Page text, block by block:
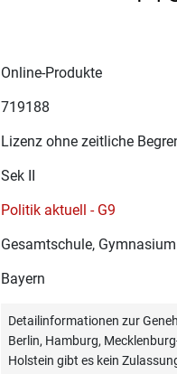
Online-Produkte
719188
Lizenz ohne zeitliche
Sek II
Politik aktuell - G9
Gesamtschule, Gymnasium
Bayern
Detailinformationen zur
Berlin, Hamburg,
Holstein gibt es kein